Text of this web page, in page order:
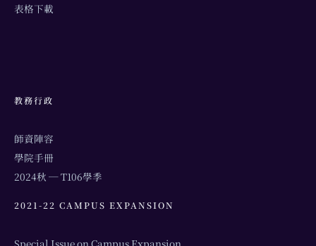
表格下載
教務行政
師資陣容
學院手冊
2024秋 ─ T106學季
2021-22 CAMPUS EXPANSION